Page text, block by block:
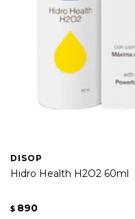
DISOP
Hidro Health H2O2 60ml
$ 890